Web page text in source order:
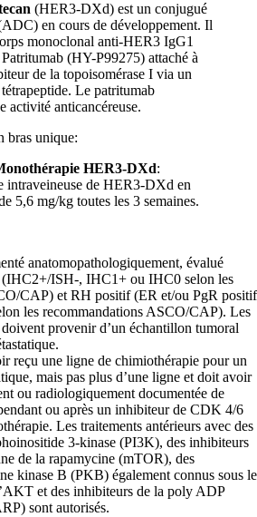
(HER3-DXd) est un conjugué
en cours de développement. Il
monoclonal anti-HER3 IgG1
(HY-P99275) attaché à
de la topoisomérase I via un
Le patritumab
activité anticancéreuse.
bras unique:
HER3-DXd:
intraveineuse de HER3-DXd en
5,6 mg/kg toutes les 3 semaines.
anatomopathologiquement, évalué
ISH-, IHC1+ ou IHC0 selon les
CAP) et RH positif (ER et/ou PgR positif
les recommandations ASCO/CAP). Les
provenir d’un échantillon tumoral
reçu une ligne de chimiothérapie pour un
mais pas plus d’une ligne et doit avoir
ou radiologiquement documentée de
ou après un inhibiteur de CDK 4/6
Les traitements antérieurs avec des
3-kinase (PI3K), des inhibiteurs
de la rapamycine (mTOR), des
kinase B (PKB) également connus sous le
et des inhibiteurs de la poly ADP
sont autorisés.